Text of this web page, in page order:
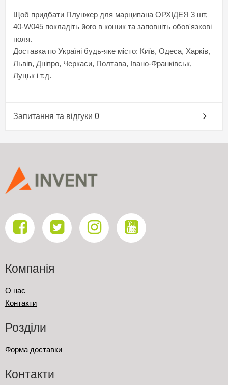
Щоб придбати Плунжер для марципана ОРХІДЕЯ 3 шт,
40-W045 покладіть його в кошик та заповніть обов'язкові
поля.
Доставка по Україні будь-яке місто: Київ, Одеса, Харків,
Львів, Дніпро, Черкаси, Полтава, Івано-Франківськ,
Луцьк і т.д.
Запитання та відгуки 0
Компанія
О нас
Контакти
Розділи
Форма доставки
Контакти